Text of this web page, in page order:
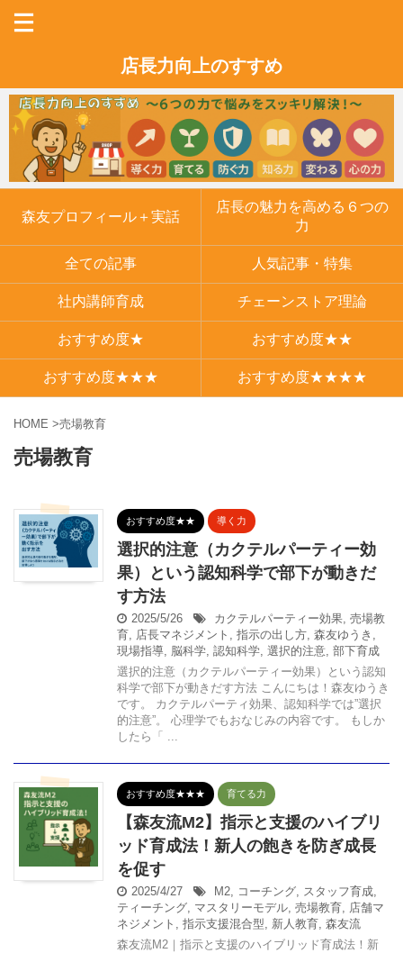
店長力向上のすすめ
森友プロフィール＋実話
店長の魅力を高める６つの
力
全ての記事 人気記事・特集
社内講師育成 チェーンストア理論
おすすめ度★ おすすめ度★★
おすすめ度★★★ おすすめ度★★★★
HOME >売場教育
売場教育
おすすめ度★★ 導く力
選択的注意（カクテルパーティー効
果）という認知科学で部下が動きだ
す方法
2025/5/26 カクテルパーティー効果, 売場教
育, 店長マネジメント , 指示の出し方, 森友ゆうき ,
現場指導, 脳科学, 認知科学, 選択的注意, 部下育成
選択的注意（カクテルパーティー効果）という認知
科学で部下が動きだす方法 こんにちは！森友ゆうき
です。 カクテルパーティ効果、認知科学では”選択
的注意”。 心理学でもおなじみの内容です。 もしか
したら「 ...
おすすめ度★★★ 育てる力
【森友流M2】指示と支援のハイブリ
ッド育成法！新人の飽きを防ぎ成長
を促す
2025/4/27 M2, コーチング, スタッフ育成,
ティーチング, マスタリーモデル, 売場教育, 店舗マ
ネジメント , 指示支援混合型, 新人教育, 森友流
森友流M2｜指示と支援のハイブリッド育成法！新